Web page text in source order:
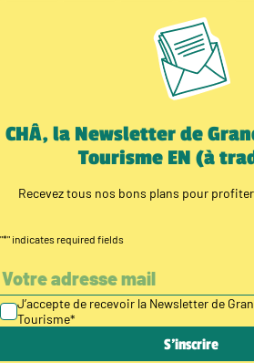
CHÂ, la Newsletter de
Tourisme EN (à
Recevez tous nos bons plans pour
"*" indicates required fields
J’accepte de recevoir la Newsletter de
Tourisme*